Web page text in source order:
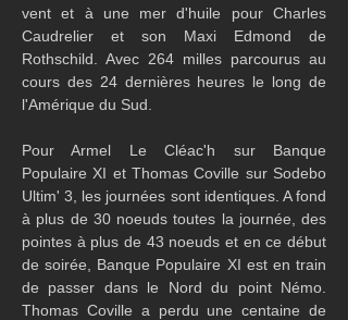
vent et à une mer d'huile pour Charles
Caudrelier et son Maxi Edmond de
Rothschild. Avec 264 milles parcourus au
cours des 24 dernières heures le long de
l'Amérique du Sud.
Pour Armel Le Cléac'h sur Banque
Populaire XI et Thomas Coville sur Sodebo
Ultim' 3, les journées sont identiques. A fond
à plus de 30 noeuds toutes la journée, des
pointes à plus de 43 noeuds et en ce début
de soirée, Banque Populaire XI est en train
de passer dans le Nord du point Némo.
Thomas Coville a perdu une centaine de